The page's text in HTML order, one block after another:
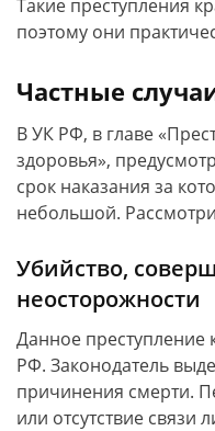
Такие преступления
поэтому они
Частные
В УК РФ, в главе
здоровья»,
срок наказания за
небольшой.
Убийство,
неосторожности
Данное преступление
РФ. Законодатель
причинения смерти.
или отсутствие связи